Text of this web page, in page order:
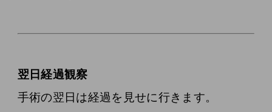
翌日経過観察
手術の翌日は経過を見せに行きます。